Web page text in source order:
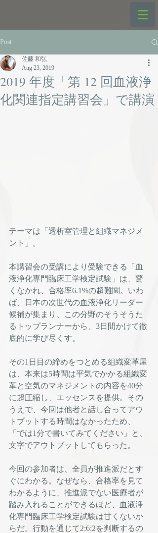
Post
2019 年度「第 12 回血液浄
化関連指定講習会」で講演
佐藤 和弘
Aug 23, 2019
テーマは「透析室管理と組織マネジメ
ント」。
本講習会の受講により受験できる「血
液浄化専門臨床工学検定試験」は、驚
くなかれ、合格率6.1%の超難関。いわ
ば、日本の次世代の血液浄化リーダー
候補が集まり、この分野のそうそうた
るトップランナーから、3日間かけて徹
底的に学び尽くす。
その1日目の締めをつとめる組織変革屋
は、本来は5時間は平気でかかる組織変
革と空気のマネジメントの内容を40分
に超圧縮し、エッセンスを提供。その
うえで、今回は他者と話し合ってアウ
トプットする時間はなかったため、
「では1分で書いてみてください」と、
文字でアウトプットしてもらった。
今回の参加者は、全員が推進派だとす
ぐにわかる。なぜなら、合格率を見て
わかるように、推進派でない医療者が
踏み入れることができるほど、血液浄
化専門臨床工学検定試験は甘くないか
らだ。行動を通じて2:6:2を判断するの